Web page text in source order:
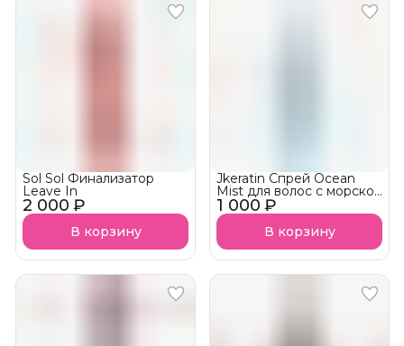
2 000 ₽
Sol Sol Финализатор
Leave In
В корзину
1 000 ₽
Jkeratin Cпрей Ocean
Mist для волос с морской
солью
В корзину